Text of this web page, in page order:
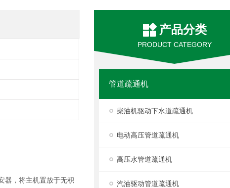
产品分类
PRODUCT CATEGORY
管道疏通机
柴油机驱动下水道疏通机
电动高压管道疏通机
高压水管道疏通机
汽油驱动管道疏通机
器，将主机置放于无积